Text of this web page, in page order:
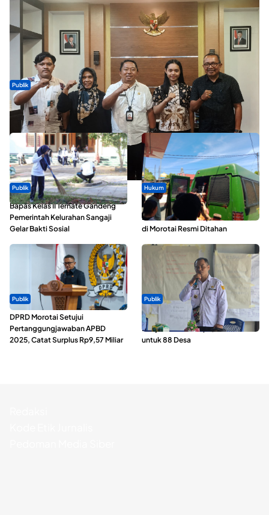
Publik
Dua Talenta Muda Ternate Wakili Maluku Utara di Gita Bahana
Nusantara 2026
Publik
Bapas Kelas II Ternate Gandeng
Pemerintah Kelurahan Sangaji
Gelar Bakti Sosial
Hukum
Oknum ASN yang Diduga Lakukan
Pelecehan Terhadap 5 Siswa SMA
di Morotai Resmi Ditahan
Publik
DPRD Morotai Setujui
Pertanggungjawaban APBD
2025, Catat Surplus Rp9,57 Miliar
Publik
ABDESI Morotai Apresiasi
Penyaluran ADD Rp3,13 Miliar
untuk 88 Desa